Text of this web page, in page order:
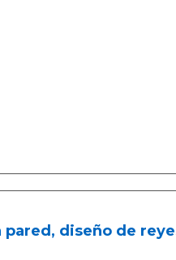
pared, diseño de